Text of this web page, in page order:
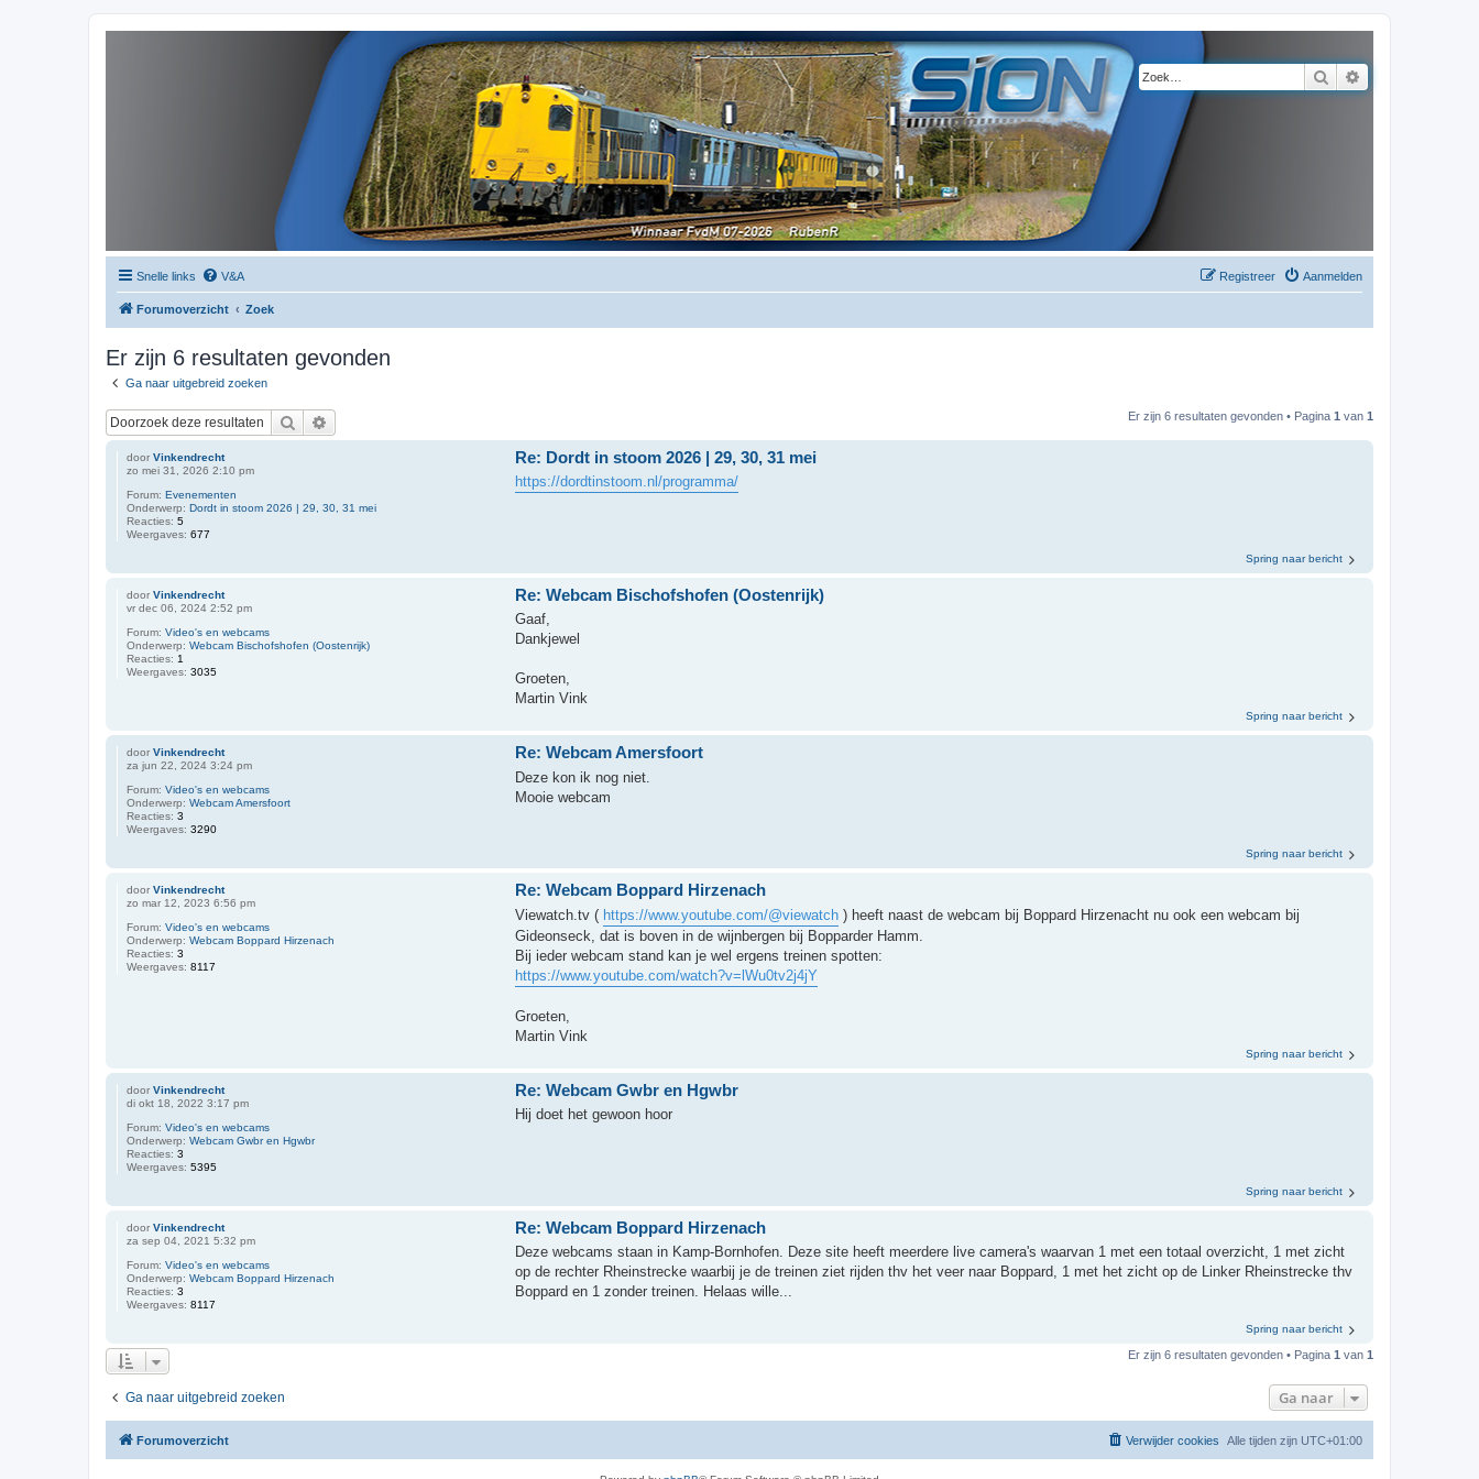
Zoek
Snelle links V&A Aanmelden
Registreer
Forumoverzicht Zoek
Er zijn 6 resultaten gevonden
Ga naar uitgebreid zoeken
Zoek Er zijn 6 resultaten gevonden • Pagina 1 van 1
door Vinkendrecht
zo mei 31, 2026 2:10 pm
Forum: Evenementen
Onderwerp: Dordt in stoom 2026 | 29, 30, 31 mei
Reacties: 5
Weergaves: 677
Re: Dordt in stoom 2026 | 29, 30, 31 mei
https://dordtinstoom.nl/programma/
Spring naar bericht
door Vinkendrecht
vr dec 06, 2024 2:52 pm
Forum: Video's en webcams
Onderwerp: Webcam Bischofshofen (Oostenrijk)
Reacties: 1
Weergaves: 3035
Re: Webcam Bischofshofen (Oostenrijk)
Gaaf,
Dankjewel
Groeten,
Martin Vink
Spring naar bericht
door Vinkendrecht
za jun 22, 2024 3:24 pm
Forum: Video's en webcams
Onderwerp: Webcam Amersfoort
Reacties: 3
Weergaves: 3290
Re: Webcam Amersfoort
Deze kon ik nog niet.
Mooie webcam
Spring naar bericht
door Vinkendrecht
zo mar 12, 2023 6:56 pm
Forum: Video's en webcams
Onderwerp: Webcam Boppard Hirzenach
Reacties: 3
Weergaves: 8117
Re: Webcam Boppard Hirzenach
Viewatch.tv ( https://www.youtube.com/@viewatch ) heeft naast de webcam bij Boppard Hirzenacht nu ook een webcam bij
Gideonseck, dat is boven in de wijnbergen bij Bopparder Hamm.
Bij ieder webcam stand kan je wel ergens treinen spotten:
https://www.youtube.com/watch?v=lWu0tv2j4jY
Groeten,
Martin Vink
Spring naar bericht
door Vinkendrecht
di okt 18, 2022 3:17 pm
Forum: Video's en webcams
Onderwerp: Webcam Gwbr en Hgwbr
Reacties: 3
Weergaves: 5395
Re: Webcam Gwbr en Hgwbr
Hij doet het gewoon hoor
Spring naar bericht
door Vinkendrecht
za sep 04, 2021 5:32 pm
Forum: Video's en webcams
Onderwerp: Webcam Boppard Hirzenach
Reacties: 3
Weergaves: 8117
Re: Webcam Boppard Hirzenach
Deze webcams staan in Kamp-Bornhofen. Deze site heeft meerdere live camera's waarvan 1 met een totaal overzicht, 1 met zicht
op de rechter Rheinstrecke waarbij je de treinen ziet rijden thv het veer naar Boppard, 1 met het zicht op de Linker Rheinstrecke thv
Boppard en 1 zonder treinen. Helaas wille...
Spring naar bericht
Er zijn 6 resultaten gevonden • Pagina 1 van 1
Ga naar uitgebreid zoeken Ga naar
Forumoverzicht Alle tijden zijn UTC+01:00
Verwijder cookies